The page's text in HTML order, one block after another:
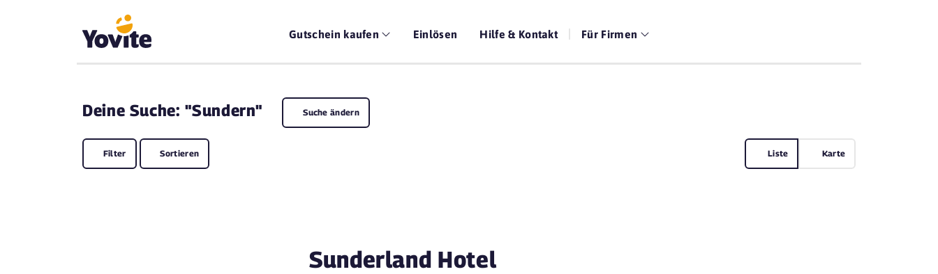
Gutschein kaufen Einlösen Hilfe & Kontakt Für Firmen
Deine Suche: "Sundern" Suche ändern
Filter Sortieren Liste Karte
Sunderland Hotel